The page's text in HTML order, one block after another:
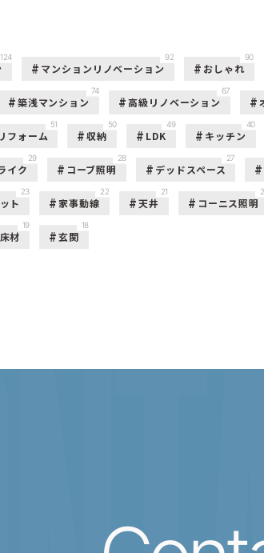
124
マンションリノベーション
92
おしゃれ
90
築浅マンション
74
高級リノベーション
67
フォーム
51
収納
50
LDK
49
キッチン
40
イク
29
コーブ照明
28
デッドスペース
27
ト
23
家事動線
22
天井
21
コーニス照明
床材
19
玄関
18